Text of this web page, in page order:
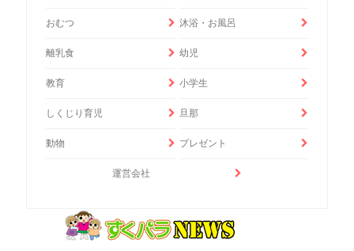
おむつ 沐浴・お風呂
離乳食 幼児
教育 小学生
しくじり育児 旦那
動物 プレゼント
運営会社